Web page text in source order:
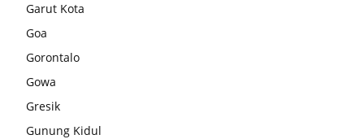
Garut Kota
Goa
Gorontalo
Gowa
Gresik
Gunung Kidul